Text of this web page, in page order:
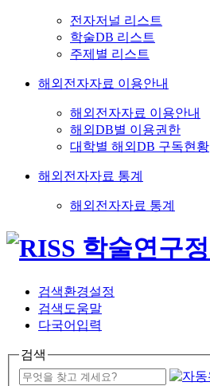
전자저널 리스트
학술DB 리스트
주제별 리스트
해외전자자료 이용안내
해외전자자료 이용안내
해외DB별 이용권한
대학별 해외DB 구독현황
해외전자자료 통계
해외전자자료 통계
검색환경설정
검색도움말
다국어입력
검색